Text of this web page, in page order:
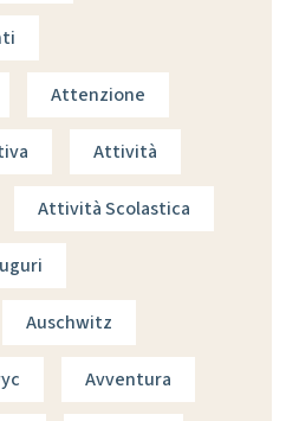
Attenzione
Attività
Attività Scolastica
Auschwitz
Avventura